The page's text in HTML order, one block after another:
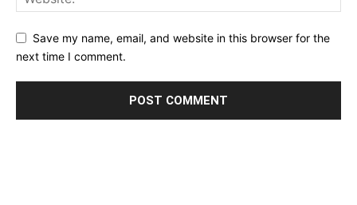
Save my name, email, and website in this browser for the
next time I comment.